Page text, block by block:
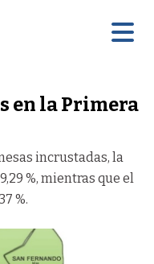
en la Primera
incrustadas, la
%, mientras que el
%.